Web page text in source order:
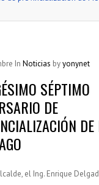
In Noticias byyonynet
SÉPTIMO
DE
el Ing. Enrique